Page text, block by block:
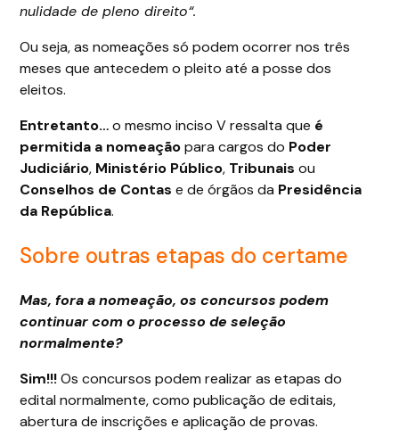
nulidade de pleno direito“.
Ou seja, as nomeações só podem ocorrer nos três
meses que antecedem o pleito até a posse dos
eleitos.
Entretanto…o mesmo inciso V ressalta que é
permitida a nomeaçãopara cargos do Poder
Judiciário, Ministério Público, Tribunaisou
Conselhos de Contas e de órgãos da Presidência
da República.
Sobre outras etapas do certame
Mas, fora a nomeação, os concursos podem
continuar com o processo de seleção
normalmente?
Sim!!!Os concursos podem realizar as etapas do
edital normalmente, como publicação de editais,
abertura de inscrições e aplicação de provas.